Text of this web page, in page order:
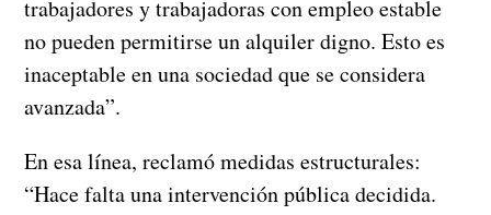
trabajadores y trabajadoras con empleo estable
no pueden permitirse un alquiler digno. Esto es
inaceptable en una sociedad que se considera
avanzada”.
En esa línea, reclamó medidas estructurales:
“Hace falta una intervención pública decidida.